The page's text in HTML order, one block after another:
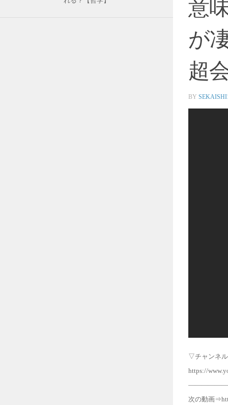
意
が
超
BY
▽チャンネル
https://
次の動画